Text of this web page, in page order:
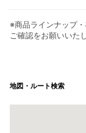
※商品ラインナップ
ご確認をお願いいた
地図・ルート検索